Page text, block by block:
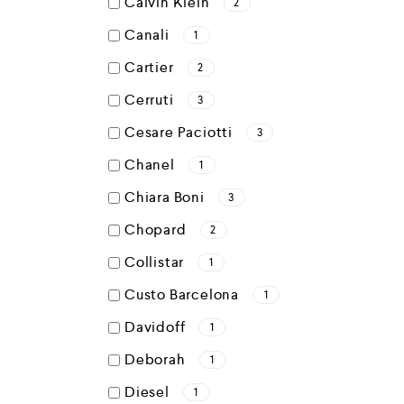
Canali 1
Cartier 2
Cerruti 3
Cesare Paciotti 3
Chanel 1
Chiara Boni 3
Chopard 2
Collistar 1
Custo Barcelona 1
Davidoff 1
Deborah 1
Diesel 1